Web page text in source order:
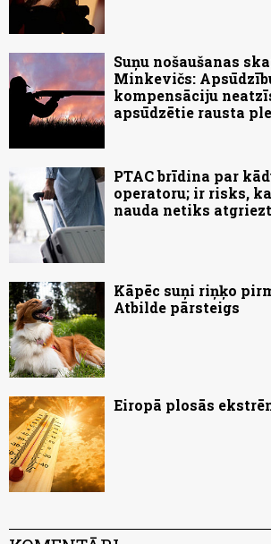
Suņu nošaušanas
Minkevičs:
kompensāciju
apsūdzētie rausta
PTAC brīdina par
operatoru; ir risks,
nauda netiks
Kāpēc suņi riņķo
Atbilde pārsteigs
Eiropā plosās